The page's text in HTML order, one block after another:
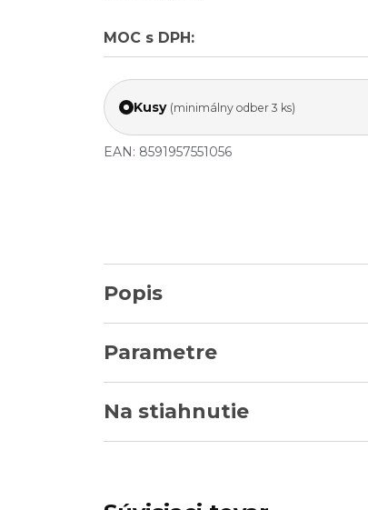
MOC s DPH:
Kusy (minimálny odber 3 ks)
EAN: 8591957551056
Popis
Parametre
Na stiahnutie